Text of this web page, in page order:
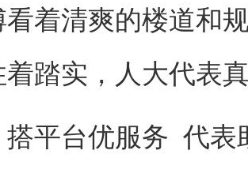
看着清爽的楼道和
踏实，人大代表
台优服务 代表助